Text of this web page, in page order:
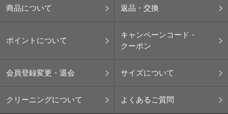
商品について 返品・交換
ポイントについて
キャンペーンコード・
クーポン
会員登録変更・退会 サイズについて
クリーニングについて よくあるご質問